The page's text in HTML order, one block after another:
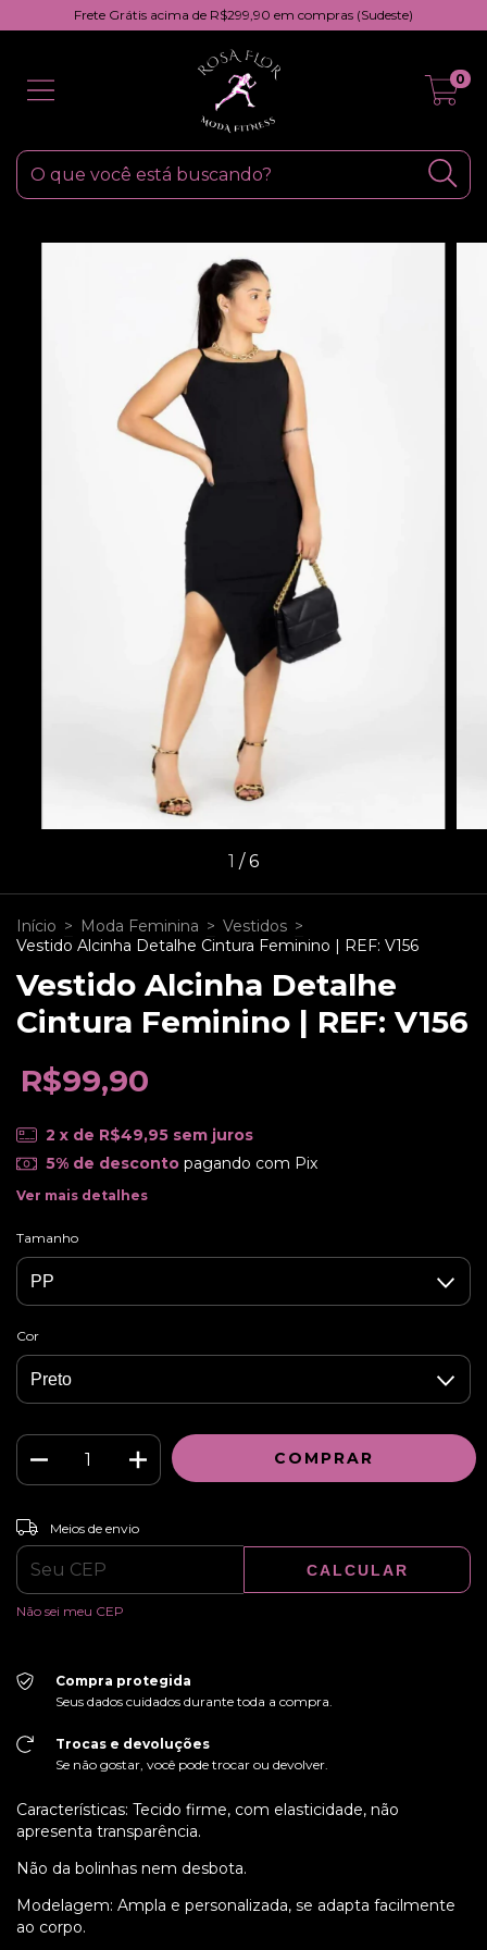
Frete Grátis acima de R$299,90 em compras (Sudeste)
0
1 /6
Início > Moda Feminina > Vestidos >
Vestido Alcinha Detalhe Cintura Feminino | REF: V156
Vestido Alcinha Detalhe
Cintura Feminino | REF: V156
R$99,90
2 x de R$49,95 sem juros
5% de descontopagando com Pix
Ver mais detalhes
Tamanho
Cor
Entregas para o CEP:
Meios de envio
CALCULAR
Não sei meu CEP
Compra protegida
Seus dados cuidados durante toda a compra.
Trocas e devoluções
Se não gostar, você pode trocar ou devolver.
Características: Tecido firme, com elasticidade, não
apresenta transparência.
Não da bolinhas nem desbota.
Modelagem: Ampla e personalizada, se adapta facilmente
ao corpo.